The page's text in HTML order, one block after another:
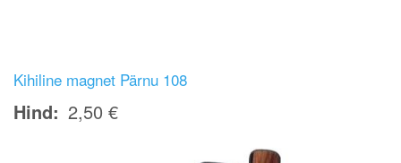
Kihiline magnet Pärnu 108
Hind 2,50 €